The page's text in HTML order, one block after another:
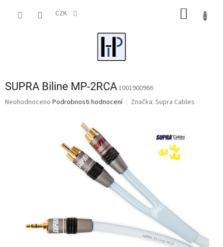
CZK
SUPRA Biline MP-2RCA1001900966
Průměrné
Neohodnoceno Podrobnosti hodnocení Značka: Supra Cables